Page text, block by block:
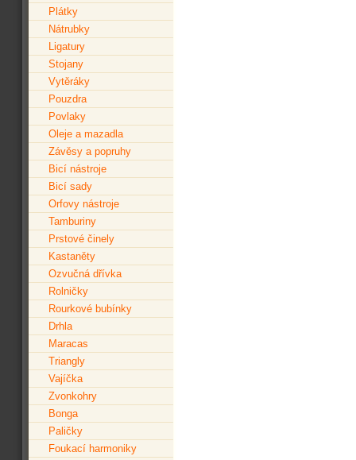
Plátky
Nátrubky
Ligatury
Stojany
Vytěráky
Pouzdra
Povlaky
Oleje a mazadla
Závěsy a popruhy
Bicí nástroje
Bicí sady
Orfovy nástroje
Tamburiny
Prstové činely
Kastaněty
Ozvučná dřívka
Rolničky
Rourkové bubínky
Drhla
Maracas
Triangly
Vajíčka
Zvonkohry
Bonga
Paličky
Foukací harmoniky